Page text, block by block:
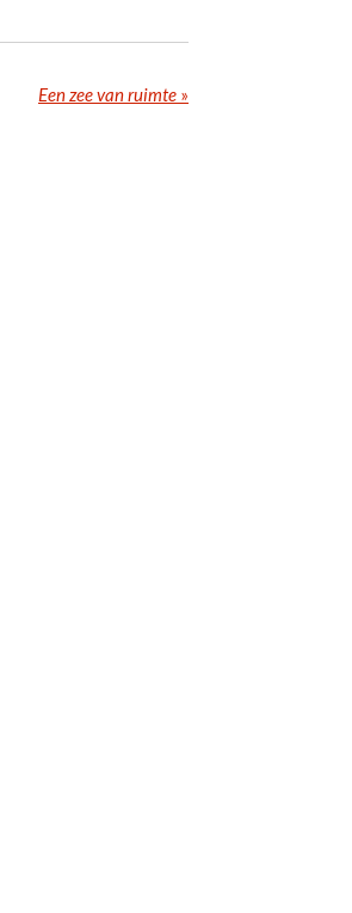
Een zee van ruimte »